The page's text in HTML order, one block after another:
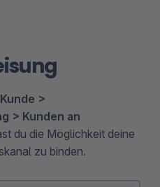
Kunde >
> Kunden an
du die Möglichkeit deine
zu binden.